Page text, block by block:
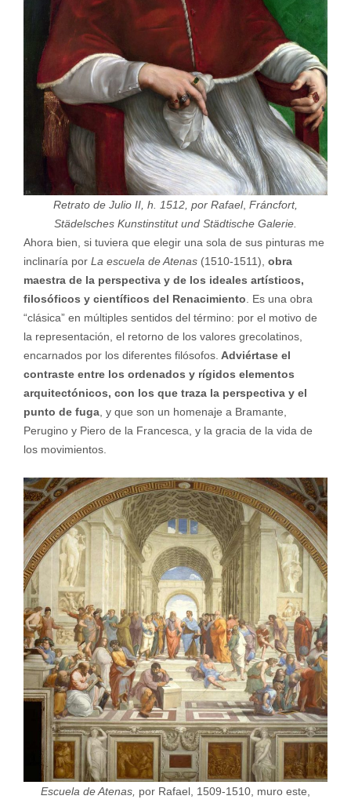
Retrato de Julio II, h. 1512, por Rafael, Fráncfort,
Städelsches Kunstinstitut und Städtische Galerie.
Ahora bien, si tuviera que elegir una sola de sus pinturas me
inclinaría por La escuela de Atenas(1510-1511), obra
maestra de la perspectiva y de los ideales artísticos,
filosóficos y científicos del Renacimiento . Es una obra
“clásica” en múltiples sentidos del término: por el motivo de
la representación, el retorno de los valores grecolatinos,
encarnados por los diferentes filósofos. Adviértase el
contraste entre los ordenados y rígidos elementos
arquitectónicos, con los que traza la perspectiva y el
punto de fuga, y que son un homenaje a Bramante,
Perugino y Piero de la Francesca, y la gracia de la vida de
los movimientos.
Escuela de Atenas, por Rafael, 1509-1510, muro este,